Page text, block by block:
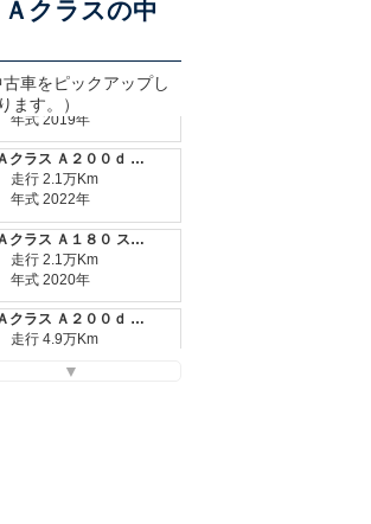
クラスの中
車をピックアップし
ます。）
走行 2.1万Km
メルセデス・ベンツ Ａクラス Ａ２００ｄ ＡＭＧライン
走行 4.9万Km
年式 2019年
メルセデス・ベンツ Ａクラス Ａ２００ｄ ＡＭＧラインパッケージ
走行 2.1万Km
年式 2022年
メルセデス・ベンツ Ａクラス Ａ１８０ スタイル ＡＭＧライン
走行 2.1万Km
年式 2020年
メルセデス・ベンツ Ａクラス Ａ２００ｄ ＡＭＧライン
走行 4.9万Km
▼